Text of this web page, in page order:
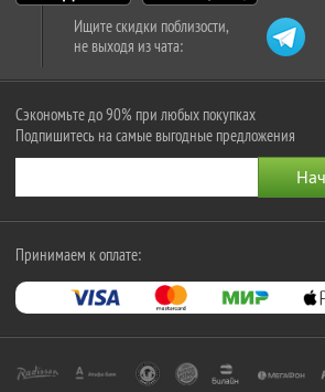
Ищите скидки поблизости,
не выходя из чата:
Сэкономьте до 90% при любых покупках
Подпишитесь на самые выгодные предложения
Принимаем к оплате: